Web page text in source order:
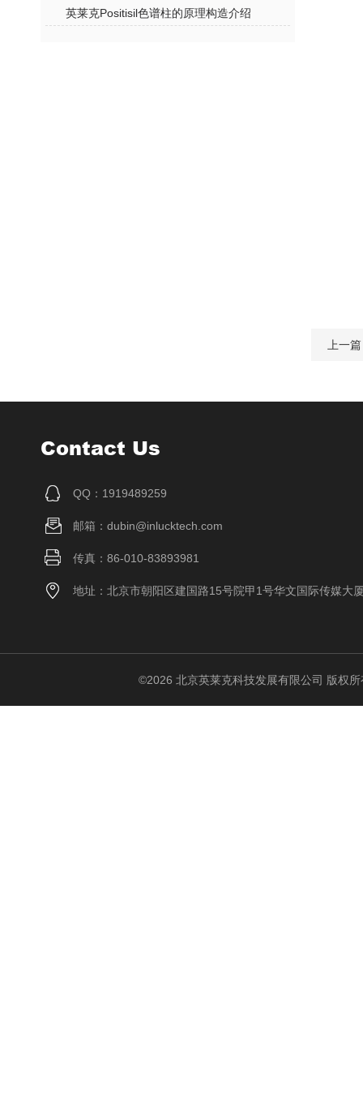
英莱克Positisil色谱柱的原理构造介绍
上一
Contact Us
QQ：1919489259
邮箱：dubin@inlucktech.com
传真：86-010-83893981
地址：北京市朝阳区建国路15号院甲1号华文国际传媒大
©2026 北京英莱克科技发展有限公司 版